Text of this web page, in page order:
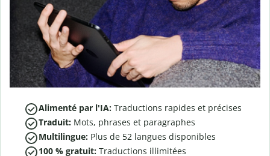
Alimenté par l'IA: Traductions rapides et précises
Traduit: Mots, phrases et paragraphes
Multilingue: Plus de 52 langues disponibles
100 % gratuit: Traductions illimitées